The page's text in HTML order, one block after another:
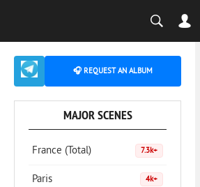
🎧 REQUEST AN ALBUM
MAJOR SCENES
France (Total) 7.3k+
Paris 4k+